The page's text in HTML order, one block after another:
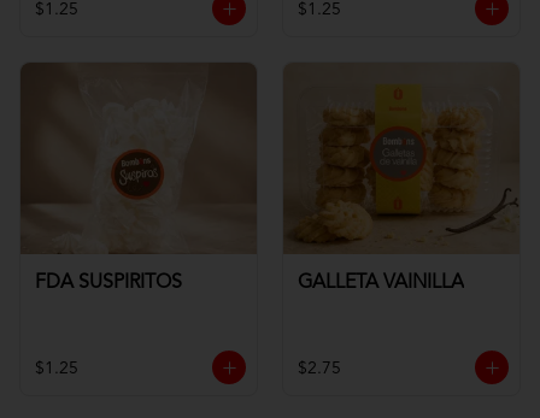
$1.25 $1.25
FDA SUSPIRITOS
$1.25
GALLETA VAINILLA
$2.75